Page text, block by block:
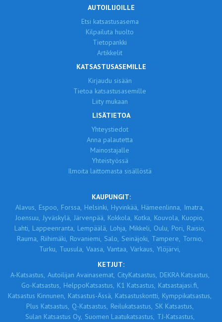
AUTOILIJOILLE
Etsi katsastusasema
Kilpailuta huolto
Tietopankki
Artikkelit
KATSASTUSASEMILLE
Kirjaudu sisään
Tietoa katsastusasemille
Liity mukaan
LISÄTIETOA
Yhteystiedot
Anna palautetta
Mainostajalle
Yhteistyössä
Ilmoita laittomasta sisällöstä
KAUPUNGIT:
Alavus, Espoo, Forssa, Helsinki, Hyvinkää, Hämeenlinna, Imatra,
Joensuu, Jyväskylä, Järvenpää, Kokkola, Kotka, Kouvola, Kuopio,
Lahti, Lappeenranta, Lempäälä, Lohja, Mikkeli, Oulu, Pori, Raisio,
Rauma, Riihimäki, Rovaniemi, Salo, Seinäjoki, Tampere, Tornio,
Turku, Tuusula, Vaasa, Vantaa, Varkaus, Ylöjärvi,
KETJUT:
A-Katsastus, Autoilijan Avainasemat, CityKatsastus, DEKRA Katsastus,
Go-Katsastus, HelppoKatsastus, K1 Katsastus, Katsastajasi.fi,
Katsastus Kinnunen, Katsastus-Ässä, Katsastuskontti, Kymppikatsastus,
Plus Katsastus, Q-Katsastus, Reilukatsastus, SK Katsastus,
Sulan Katsastus Oy, Suomen Laatukatsastus, TJ-Katsastus,